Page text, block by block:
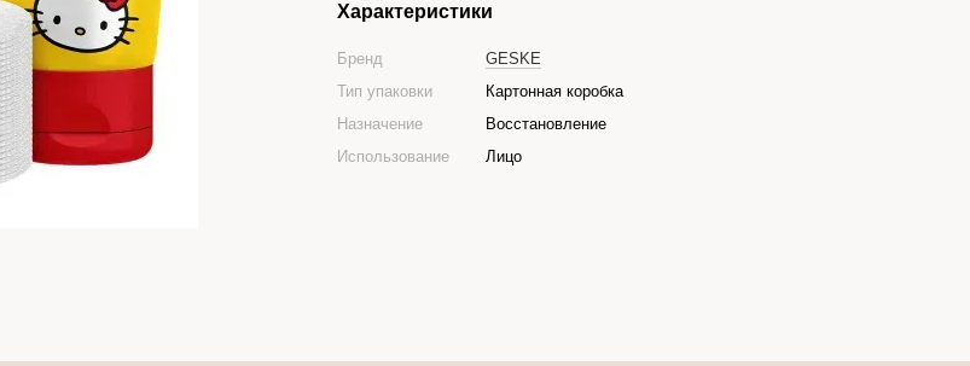
Характеристики
Бренд
GESKE
Тип упаковки
Картонная коробка
Назначение
Восстановление
Использование
Лицо